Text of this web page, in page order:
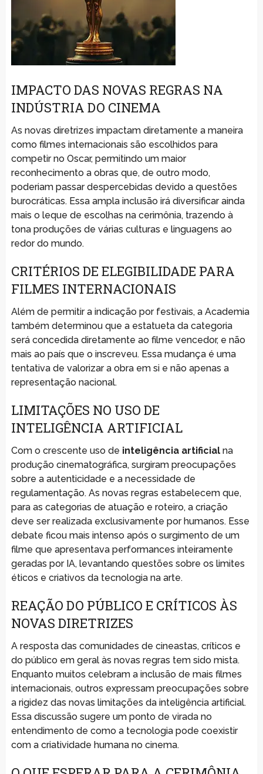
IMPACTO DAS NOVAS REGRAS NA
INDÚSTRIA DO CINEMA
As novas diretrizes impactam diretamente a maneira
como filmes internacionais são escolhidos para
competir no Oscar, permitindo um maior
reconhecimento a obras que, de outro modo,
poderiam passar despercebidas devido a questões
burocráticas. Essa ampla inclusão irá diversificar ainda
mais o leque de escolhas na cerimônia, trazendo à
tona produções de várias culturas e linguagens ao
redor do mundo.
CRITÉRIOS DE ELEGIBILIDADE PARA
FILMES INTERNACIONAIS
Além de permitir a indicação por festivais, a Academia
também determinou que a estatueta da categoria
será concedida diretamente ao filme vencedor, e não
mais ao país que o inscreveu. Essa mudança é uma
tentativa de valorizar a obra em si e não apenas a
representação nacional.
LIMITAÇÕES NO USO DE
INTELIGÊNCIA ARTIFICIAL
Com o crescente uso de inteligência artificialna
produção cinematográfica, surgiram preocupações
sobre a autenticidade e a necessidade de
regulamentação. As novas regras estabelecem que,
para as categorias de atuação e roteiro, a criação
deve ser realizada exclusivamente por humanos. Esse
debate ficou mais intenso após o surgimento de um
filme que apresentava performances inteiramente
geradas por IA, levantando questões sobre os limites
éticos e criativos da tecnologia na arte.
REAÇÃO DO PÚBLICO E CRÍTICOS ÀS
NOVAS DIRETRIZES
A resposta das comunidades de cineastas, críticos e
do público em geral às novas regras tem sido mista.
Enquanto muitos celebram a inclusão de mais filmes
internacionais, outros expressam preocupações sobre
a rigidez das novas limitações da inteligência artificial.
Essa discussão sugere um ponto de virada no
entendimento de como a tecnologia pode coexistir
com a criatividade humana no cinema.